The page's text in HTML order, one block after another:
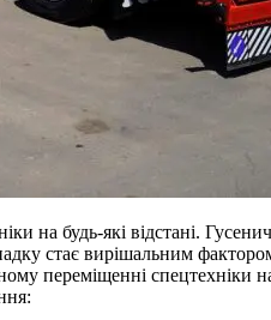
на будь-які відстані.
стає вирішальним
переміщенні спецтехніки